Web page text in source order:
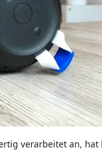
verarbeitet an, hat